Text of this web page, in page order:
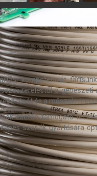
kompetenciát
a
és a műszaki
esetén támogató
szériák gyártására